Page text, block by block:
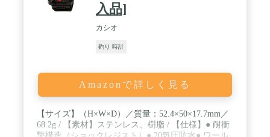
入品]
カシオ
釣り 時計
Amazonで詳しく見る
【サイズ】（H×W×D）／質量：52.4×50×17.7mm／
68.2g / 【素材】ステンレス、樹脂 / 【仕様】● 耐衝